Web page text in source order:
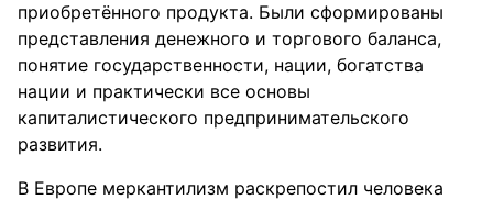
приобретённого продукта. Были сформированы
представления денежного и торгового баланса,
понятие государственности, нации, богатства
нации и практически все основы
капиталистического предпринимательского
развития.
В Европе меркантилизм раскрепостил человека